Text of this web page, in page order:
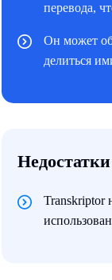
перевода,
Он может
делиться
Недостатки
Transkriptor